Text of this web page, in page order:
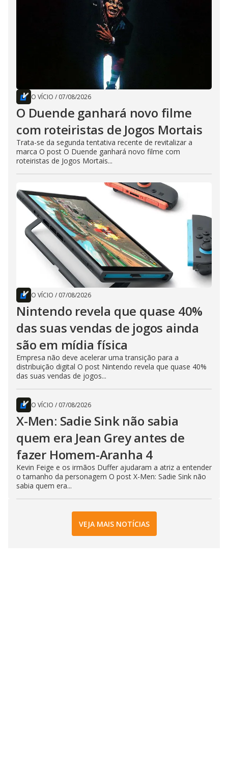
O VÍCIO / 07/08/2026
O Duende ganhará novo filme
com roteiristas de Jogos Mortais
Trata-se da segunda tentativa recente de revitalizar a
marca O post O Duende ganhará novo filme com
roteiristas de Jogos Mortais...
O VÍCIO / 07/08/2026
Nintendo revela que quase 40%
das suas vendas de jogos ainda
são em mídia física
Empresa não deve acelerar uma transição para a
distribuição digital O post Nintendo revela que quase 40%
das suas vendas de jogos...
O VÍCIO / 07/08/2026
X-Men: Sadie Sink não sabia
quem era Jean Grey antes de
fazer Homem-Aranha 4
Kevin Feige e os irmãos Duffer ajudaram a atriz a entender
o tamanho da personagem O post X-Men: Sadie Sink não
sabia quem era...
VEJA MAIS NOTÍCIAS